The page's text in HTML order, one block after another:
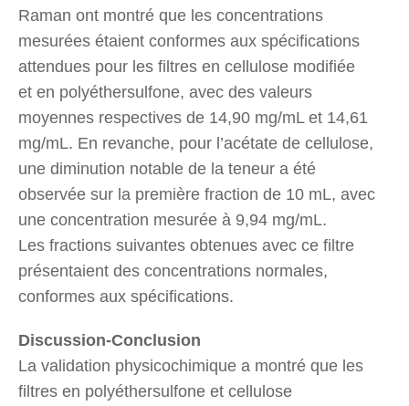
Raman ont montré que les concentrations
mesurées étaient conformes aux spécifications
attendues pour les filtres en cellulose modifiée
et en polyéthersulfone, avec des valeurs
moyennes respectives de 14,90 mg/mL et 14,61
mg/mL. En revanche, pour l’acétate de cellulose,
une diminution notable de la teneur a été
observée sur la première fraction de 10 mL, avec
une concentration mesurée à 9,94 mg/mL.
Les fractions suivantes obtenues avec ce filtre
présentaient des concentrations normales,
conformes aux spécifications.
Discussion-Conclusion
La validation physicochimique a montré que les
filtres en polyéthersulfone et cellulose